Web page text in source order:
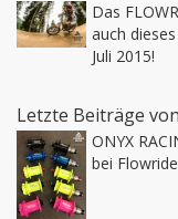
Das
auch
Juli 2015!
Letzte Beiträge von
ONYX
bei